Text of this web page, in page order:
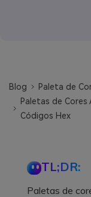
Blog
Paleta de
Paletas de Cores
Códigos Hex
TL;DR:
Paletas de